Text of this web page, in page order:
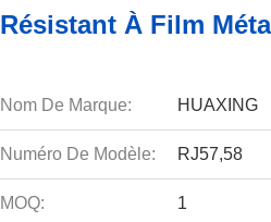
Résistant À Film
Nom De Marque: HUAXING
Numéro De Modèle: RJ57,58
MOQ: 1